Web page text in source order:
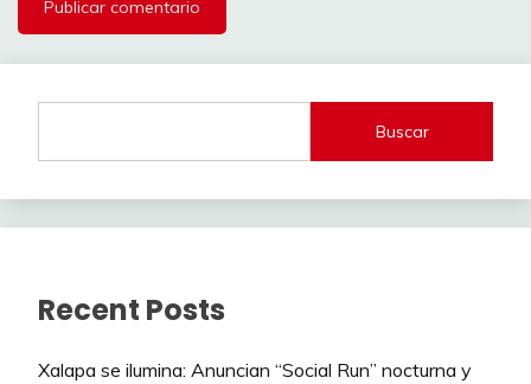
Buscar
Recent Posts
Xalapa se ilumina: Anuncian “Social Run” nocturna y